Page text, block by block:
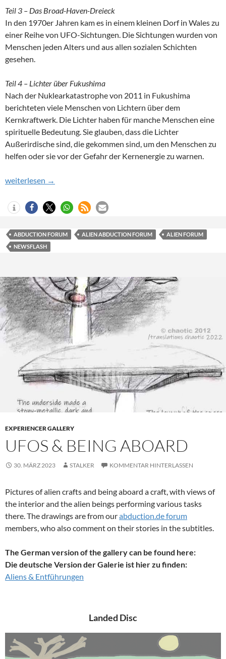
Teil 3 – Das Broad-Haven-Dreieck
In den 1970er Jahren kam es in einem kleinen Dorf in Wales zu
einer Reihe von UFO-Sichtungen. Die Sichtungen wurden von
Menschen jeden Alters und aus allen sozialen Schichten
gesehen.
Teil 4 – Lichter über Fukushima
Nach der Nuklearkatastrophe von 2011 in Fukushima
berichteten viele Menschen von Lichtern über dem
Kernkraftwerk. Die Lichter haben für manche Menschen eine
spirituelle Bedeutung. Sie glauben, dass die Lichter
Außerirdische sind, die gekommen sind, um den Menschen zu
helfen oder sie vor der Gefahr der Kernenergie zu warnen.
Newsflash 01/2023
weiterlesen →
ABDUCTION FORUM ALIEN ABDUCTION FORUM
ALIEN FORUM
NEWSFLASH
EXPERIENCER GALLERY
UFOS & BEING ABOARD
30. MÄRZ 2023 STALKER KOMMENTAR HINTERLASSEN
Pictures of alien crafts and being aboard a craft, with views of
the interior and the alien beings performing various tasks
there. The drawings are from ourabduction.de forum
members, who also comment on their stories in the subtitles.
The German version of the gallery can be found here:
Die deutsche Version der Galerie ist hier zu finden:
Aliens & Entführungen
Landed Disc